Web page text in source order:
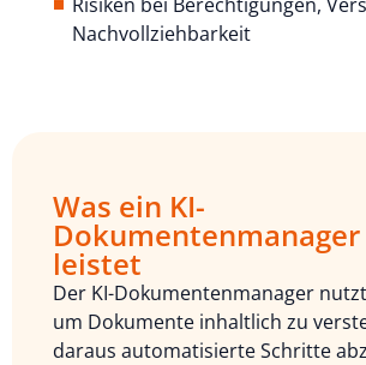
Nachvollziehbarkeit
Was ein KI-
Dokumentenmanager
leistet
Der KI-Dokumentenmanager
um Dokumente inhaltlich zu
daraus automatisierte Schritte